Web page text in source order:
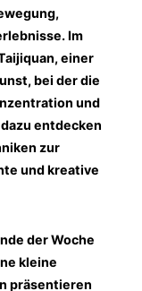
Im
einer
bei der die
und
entdecken
zur
und kreative
der Woche
kleine
präsentieren